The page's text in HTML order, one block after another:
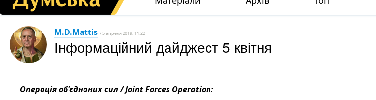
M.D.Mattis / 5 апреля 2019, 11:22
Інформаційний дайджест 5 квітня
Операція об'єднаних сил / Joint Forces Operation: